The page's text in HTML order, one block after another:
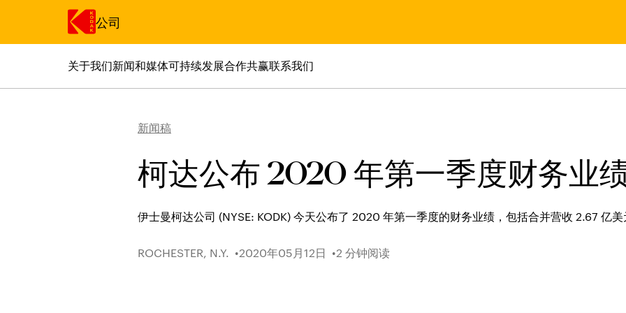
公司
关于我们新闻和媒体可持续发展合作共赢联系我们
新闻稿
柯达公布 2020 年第一季度财务业
伊士曼柯达公司 (NYSE: KODK) 今天公布了 2020 年第一季度的财务业绩，包括合并营收 2.67 亿美
ROCHESTER, N.Y. 2020年05月12日 2 分钟阅读